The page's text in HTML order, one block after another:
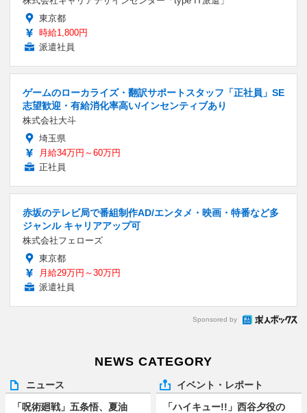
東京都
時給1,800円
派遣社員
ゲームのローカライズ・翻訳サポートスタッフ「正社員」SE
志望歓迎・有給消化率高い/インセンティブあり
株式会社大斗
埼玉県
月給34万円～60万円
正社員
赤坂のテレビ局で番組制作AD/エンタメ・映画・特番など多
ジャンル キャリアアップ可
株式会社フェローズ
東京都
月給29万円～30万円
派遣社員
Sponsored by
NEWS CATEGORY
ニュース
「呪術廻戦」五条悟、夏油
イベント・レポート
「ハイキュー!!」西谷夕役の